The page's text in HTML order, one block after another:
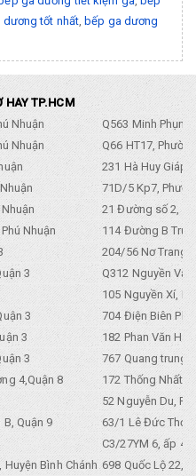
dương tốt nhất,bếp ga dương
HAY TP.HCM
Nhuận
Q563 Minh
Nhuận
Q66 HT17,
231 Hà Huy Giáp,
71D/5 Kp7,
21 Đường số 2,
Nhuận
114 Đường B
204/56 Nơ Trang
3
Q312 Nguyền
105 Nguyền Xí,
3
704 Điện Biên
3
182 Phan Văn
3
767 Quang trung,
4,Quận 8
172 Thống Nhất.
52 Nguyễn Du,
Quận 9
63/1 Lê Đức Thọ,
C3/27YM 6, ấp 4,
Bình Chánh 698 Quốc Lộ 22,